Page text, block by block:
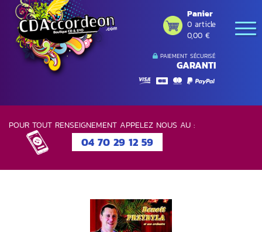
PAIEMENT SÉCURISÉ
GARANTI
Panier
0 article
0,00 €
POUR TOUT RENSEIGNEMENT APPELEZ NOUS AU :
04 70 29 12 59